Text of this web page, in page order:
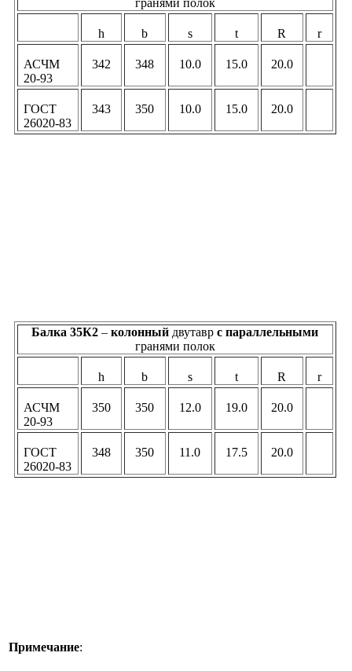
гранями полок
h b s t R r
АСЧМ
20-93
342 348 10.0 15.0 20.0
ГОСТ
26020-83
343 350 10.0 15.0 20.0
Балка 35К2 –колонный двутаврc параллельными
гранями полок
h b s t R r
АСЧМ
20-93
350 350 12.0 19.0 20.0
ГОСТ
26020-83
348 350 11.0 17.5 20.0
Примечание: